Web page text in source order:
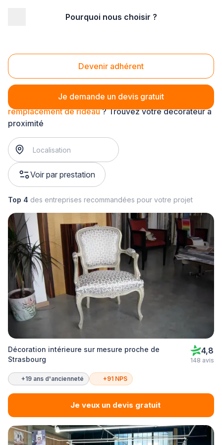
Pourquoi nous choisir ?
Devenir adhérent
Je demande un devis gratuit
Remplacement de rideau
remplacement de rideau? Trouvez votre décorateur à
proximité
Voir par prestation
Top 4 des entreprises recommandées pour votre projet
Décoration intérieure sur mesure proche de
Strasbourg
4,8
148 avis
+19 ans d'ancienneté +91 NPS
Je veux un devis gratuit